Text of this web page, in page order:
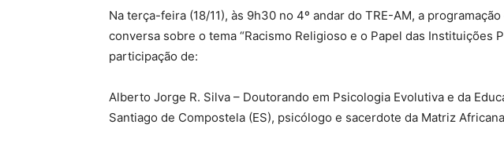
Na terça-feira (18/11), às 9h30 no 4º andar do TRE-AM, a
conversa sobre o tema “Racismo Religioso e o Papel das Instituições
participação de:
Alberto Jorge R. Silva – Doutorando em Psicologia Evolutiva e da
Santiago de Compostela (ES), psicólogo e sacerdote da Matriz